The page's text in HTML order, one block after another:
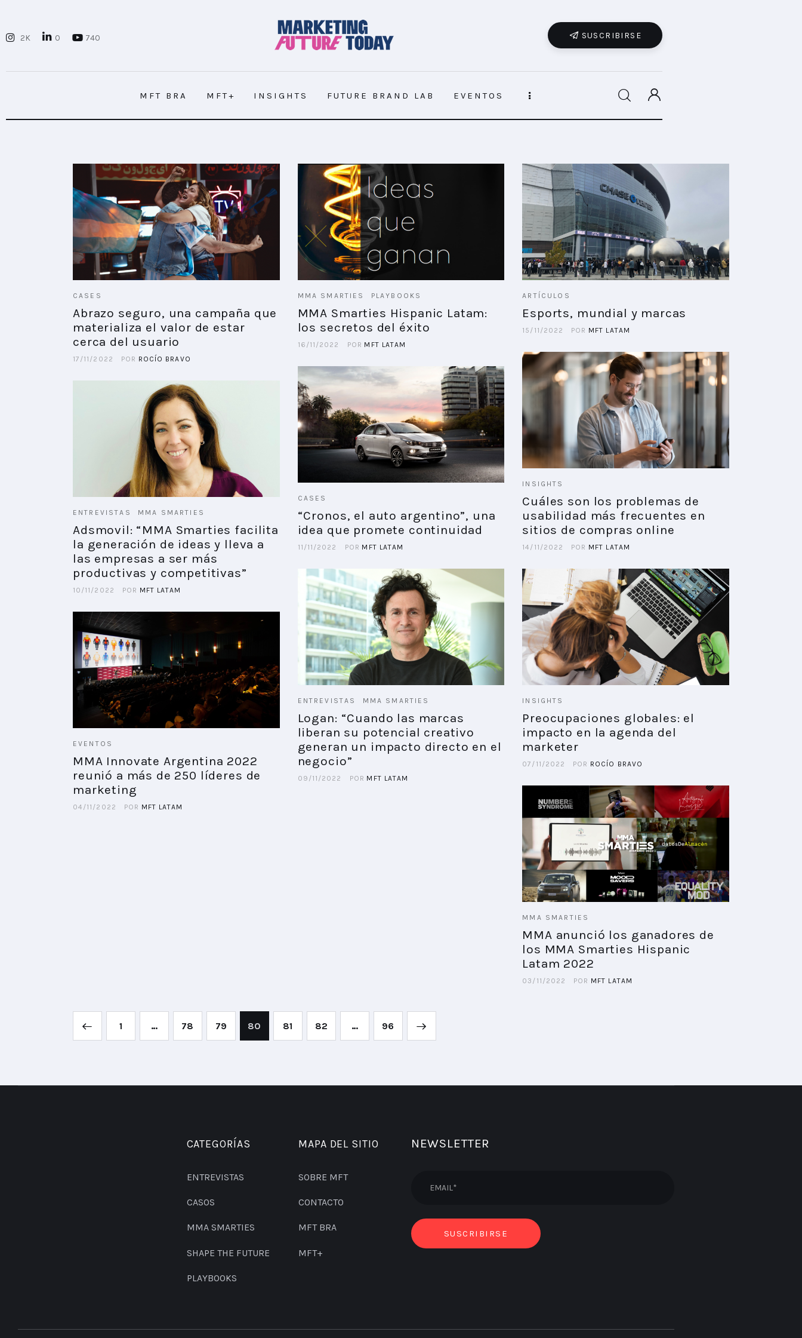
2K 0 740 SUSCRIBIRSE
MFT BRA MFT+ INSIGHTS FUTURE BRAND LAB EVENTOS
MFT+
INSIGHTS
NOVEDADES DE LOS MIEMBROS
CASES
Abrazo seguro, una campaña que
materializa el valor de estar
cerca del usuario
17/11/2022 POR ROCÍO BRAVO
MMA SMARTIES PLAYBOOKS
MMA Smarties Hispanic Latam:
los secretos del éxito
16/11/2022 POR MFT LATAM
ARTÍCULOS
Esports, mundial y marcas
15/11/2022 POR MFT LATAM
INSIGHTS
Cuáles son los problemas de
usabilidad más frecuentes en
sitios de compras online
14/11/2022 POR MFT LATAM
CASES
“Cronos, el auto argentino”, una
idea que promete continuidad
11/11/2022 POR MFT LATAM
ENTREVISTAS MMA SMARTIES
Adsmovil: “MMA Smarties facilita
la generación de ideas y lleva a
las empresas a ser más
productivas y competitivas”
10/11/2022 POR MFT LATAM
ENTREVISTAS MMA SMARTIES
Logan: “Cuando las marcas
liberan su potencial creativo
generan un impacto directo en el
negocio”
09/11/2022 POR MFT LATAM
INSIGHTS
Preocupaciones globales: el
impacto en la agenda del
marketer
07/11/2022 POR ROCÍO BRAVO
EVENTOS
MMA Innovate Argentina 2022
reunió a más de 250 líderes de
marketing
04/11/2022 POR MFT LATAM
MMA SMARTIES
MMA anunció los ganadores de
los MMA Smarties Hispanic
Latam 2022
03/11/2022 POR MFT LATAM
1 … 78 79 80 81 82 … 96
CATEGORÍAS
ENTREVISTAS
CASOS
MMA SMARTIES
SHAPE THE FUTURE
PLAYBOOKS
MAPA DEL SITIO
SOBRE MFT
CONTACTO
MFT BRA
MFT+
NEWSLETTER